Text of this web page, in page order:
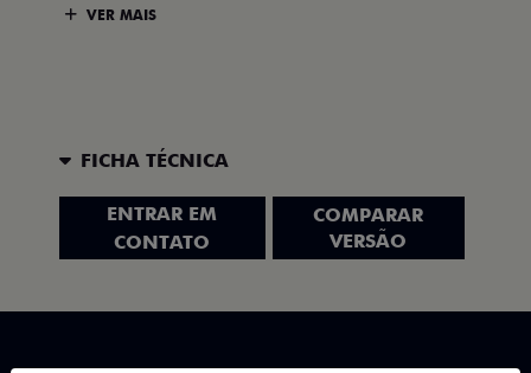
VER MAIS
FICHA TÉCNICA
ENTRAR EM
CONTATO
COMPARAR
VERSÃO